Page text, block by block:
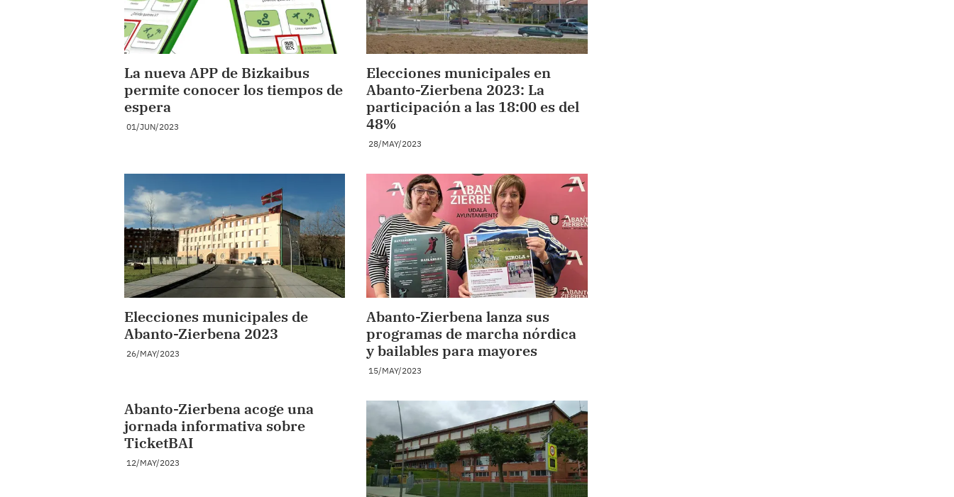
La nueva APP de Bizkaibus
permite conocer los tiempos de
espera
01/JUN/2023
Elecciones municipales en
Abanto-Zierbena 2023: La
participación a las 18:00 es del
48%
28/MAY/2023
Elecciones municipales de
Abanto-Zierbena 2023
26/MAY/2023
Abanto-Zierbena lanza sus
programas de marcha nórdica
y bailables para mayores
15/MAY/2023
Abanto-Zierbena acoge una
jornada informativa sobre
TicketBAI
12/MAY/2023